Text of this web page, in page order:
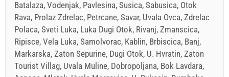
Batalaza, Vodenjak, Pavlesina, Susica, Sabusica, Otok
Rava, Prolaz Zdrelac, Petrcane, Savar, Uvala Ovca, Zdrelac
Polaca, Sveti Luka, Luka Dugi Otok, Rivanj, Zmanscica,
Ripisce, Vela Luka, Samolvorac, Kablin, Brbiscica, Banj,
Markarska, Zaton Sepurine, Dugi Otok, U. Hvratin, Zaton
Tourist Villag, Uvala Muline, Dobropoljana, Bok Lavdara,